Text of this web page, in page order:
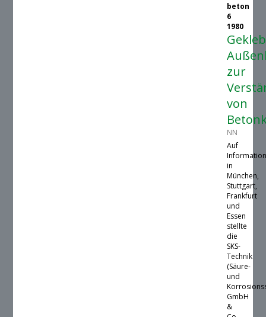
beton
6
1980
zur
von
NN
Auf
in
München,
Stuttgart,
Frankfurt
und
Essen
stellte
die
SKS-
Technik
(Säure-
und
GmbH
&